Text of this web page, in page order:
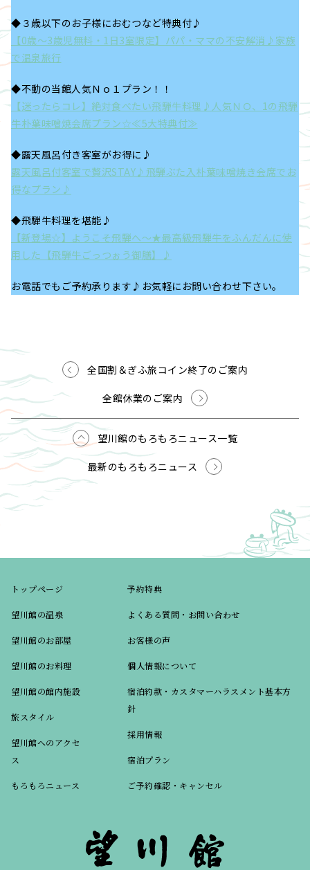
◆３歳以下のお子様におむつなど特典付♪
【0歳～3歳児無料・1日3室限定】パパ・ママの不安解消♪家族
で温泉旅行
◆不動の当館人気Ｎｏ１プラン！！
【迷ったらコレ】絶対食べたい飛騨牛料理♪人気ＮＯ、1の飛騨
牛朴葉味噌焼会席プラン☆≪5大特典付≫
◆露天風呂付き客室がお得に♪
露天風呂付客室で贅沢STAY♪飛騨ぶた入朴葉味噌焼き会席でお
得なプラン♪
◆飛騨牛料理を堪能♪
【新登場☆】ようこそ飛騨へ～★最高級飛騨牛をふんだんに使
用した【飛騨牛ごっつぉう御膳】♪
お電話でもご予約承ります♪お気軽にお問い合わせ下さい。
全国割＆ぎふ旅コイン終了のご案内
全館休業のご案内
望川館のもろもろニュース一覧
最新のもろもろニュース
トップページ
望川館の温泉
望川館のお部屋
望川館のお料理
望川館の館内施設
旅スタイル
望川館へのアクセ
ス
もろもろニュース
予約特典
よくある質問・お問い合わせ
お客様の声
個人情報について
宿泊約款・カスタマーハラスメント基本方
針
採用情報
宿泊プラン
ご予約確認・キャンセル